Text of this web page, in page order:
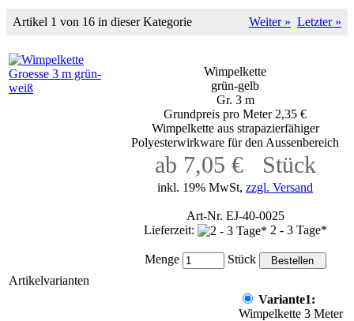
Artikel 1 von 16 in dieser Kategorie Weiter » Letzter »
Wimpelkette
grün-gelb
Gr. 3 m
Grundpreis pro Meter 2,35 €
Wimpelkette aus strapazierfähiger
Polyesterwirkware für den Aussenbereich
ab 7,05 € Stück
inkl. 19% MwSt, zzgl. Versand
Art-Nr. EJ-40-0025
Lieferzeit:
2 - 3 Tage*
Menge
Stück
Artikelvarianten
Variante1:
Wimpelkette 3 Meter